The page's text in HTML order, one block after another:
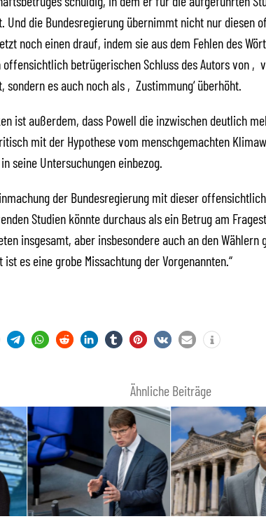
Und die Bundesregierung übernimmt nicht nur diesen
noch einen drauf, indem sie aus dem Fehlen des
offensichtlich betrügerischen Schluss des Autors von
sondern es auch noch als ‚Zustimmung‘ überhöht.
ist außerdem, dass Powell die inzwischen deutlich
mit der Hypothese vom menschgemachten
seine Untersuchungen einbezog.
der Bundesregierung mit dieser
Studien könnte durchaus als ein Betrug am
insgesamt, aber insbesondere auch an den Wählern
ist es eine grobe Missachtung der Vorgenannten.“
Ähnliche Beiträge